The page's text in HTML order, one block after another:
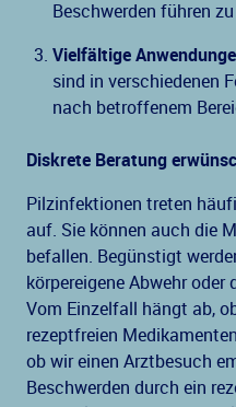
Beschwerden führen
Vielfältige
sind in verschiedenen
nach betroffenem
Diskrete Beratung
Pilzinfektionen treten
auf. Sie können auch die
befallen. Begünstigt
körpereigene Abwehr
Vom Einzelfall hängt ab,
rezeptfreien
ob wir einen Arztbesuch
Beschwerden durch ein